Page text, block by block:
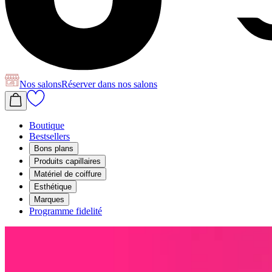
Nos salonsRéserverdans nos salons
Boutique
Bestsellers
Bons plans
Produits capillaires
Matériel de coiffure
Esthétique
Marques
Programme fidelité